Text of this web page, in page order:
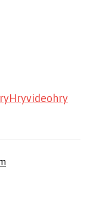
Hryvideohry